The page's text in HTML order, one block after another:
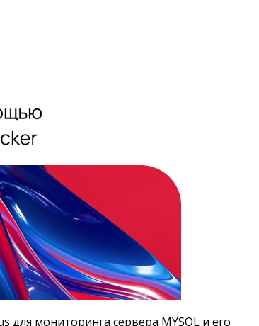
для мониторинга сервера MYSQL и его